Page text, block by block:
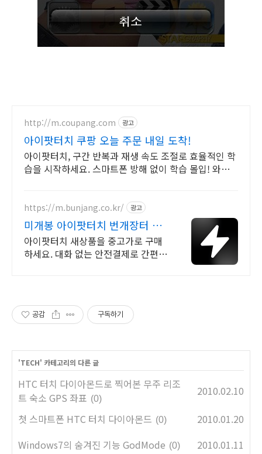
http://m.coupang.com 광고
아이팟터치 쿠팡 오늘 주문 내일 도착!
아이팟터치, 구간 반복과 재생 속도 조절로 효율적인 학
습을 시작하세요. 스마트폰 방해 없이 학습 몰입! 와우
https://m.bunjang.co.kr/ 광고
미개봉 아이팟터치 번개장터 국
내 최대 브랜드 중고거래
아이팟터치 새상품을 중고가로 구매
하세요. 대화 없는 안전결제로 간편하
공감 구독하기
'TECH' 카테고리의 다른 글
HTC 터치 다이아몬드로 찍어본 무주 리조
트 숙소 GPS 좌표 (0)
2010.02.10
첫 스마트폰 HTC 터치 다이아몬드 (0)
2010.01.20
Windows7의 숨겨진 기능 GodMode (0)
2010.01.11